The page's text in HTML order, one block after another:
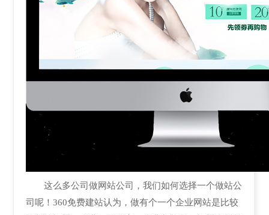
这么多公司做网站公司，我们如何选择一个做站公
司呢！360免费建站认为，做有个一个企业网站是比较